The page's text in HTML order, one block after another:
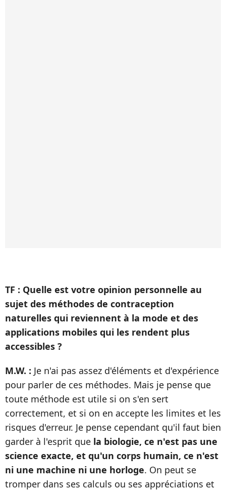
TF : Quelle est votre opinion personnelle au
sujet des méthodes de contraception
naturelles qui reviennent à la mode et des
applications mobiles qui les rendent plus
accessibles ?
M.W. : Je n'ai pas assez d'éléments et d'expérience
pour parler de ces méthodes. Mais je pense que
toute méthode est utile si on s'en sert
correctement, et si on en accepte les limites et les
risques d'erreur. Je pense cependant qu'il faut bien
garder à l'esprit que la biologie, ce n'est pas une
science exacte, et qu'un corps humain, ce n'est
ni une machine ni une horloge. On peut se
tromper dans ses calculs ou ses appréciations et